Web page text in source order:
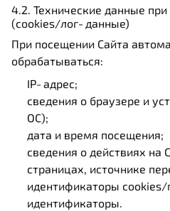
4.2. Технические данные
(cookies/лог‑данные)
При посещении Сайта
обрабатываться:
IP‑адрес;
сведения о браузере и
ОС);
дата и время посещения;
сведения о действиях на
страницах, источнике
идентификаторы
идентификаторы.